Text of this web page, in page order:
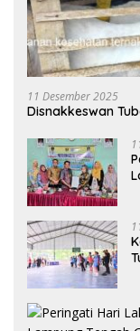
11 Desember 2025
Disnakkeswan